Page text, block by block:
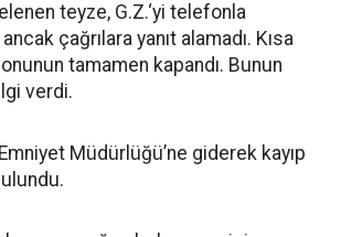
teyze, G.Z.‘yi telefonla
çağrılara yanıt alamadı. Kısa
tamamen kapandı. Bunun
verdi.
Müdürlüğü’ne giderek kayıp